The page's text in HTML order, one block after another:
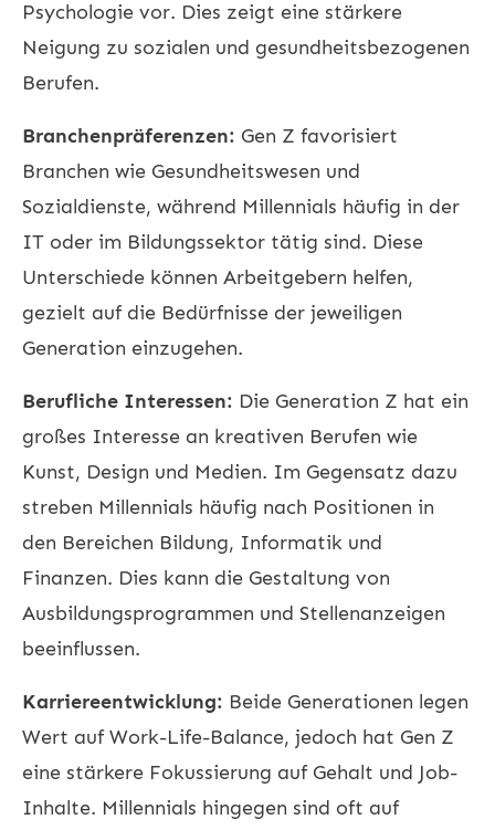
Psychologie vor. Dies zeigt eine stärkere
Neigung zu sozialen und gesundheitsbezogenen
Berufen.
Branchenpräferenzen: Gen Z favorisiert
Branchen wie Gesundheitswesen und
Sozialdienste, während Millennials häufig in der
IT oder im Bildungssektor tätig sind. Diese
Unterschiede können Arbeitgebern helfen,
gezielt auf die Bedürfnisse der jeweiligen
Generation einzugehen.
Berufliche Interessen: Die Generation Z hat ein
großes Interesse an kreativen Berufen wie
Kunst, Design und Medien. Im Gegensatz dazu
streben Millennials häufig nach Positionen in
den Bereichen Bildung, Informatik und
Finanzen. Dies kann die Gestaltung von
Ausbildungsprogrammen und Stellenanzeigen
beeinflussen.
Karriereentwicklung: Beide Generationen legen
Wert auf Work-Life-Balance, jedoch hat Gen Z
eine stärkere Fokussierung auf Gehalt und Job-
Inhalte. Millennials hingegen sind oft auf